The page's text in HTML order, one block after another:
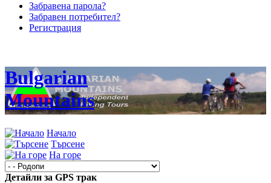
Забравена парола?
Забравен потребител?
Регистрация
Bulgarian
Mountains
Начало
Търсене
На горе
Детайли за GPS трак